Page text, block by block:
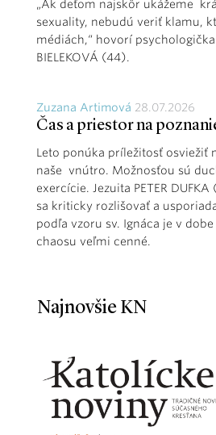
„Ak deťom najskôr ukážeme
sexuality, nebudú veriť klamu,
médiách,“ hovorí
BIELEKOVÁ (44).
Zuzana Artimová 28.07.2026
Čas a priestor na
Leto ponúka príležitosť osviežiť
naše vnútro. Možnosťou sú
exercície. Jezuita PETER
sa kriticky rozlišovať a
podľa vzoru sv. Ignáca je v
chaosu veľmi cenné.
Najnovšie KN